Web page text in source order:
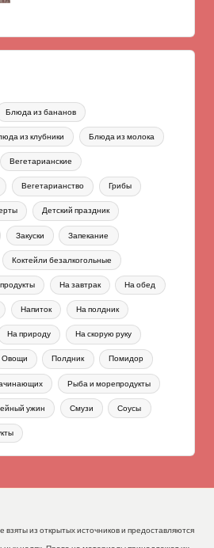
Блюда из бананов
из клубники Блюда из молока
Вегетарианские
Вегетарианство Грибы
Детский праздник
Закуски Запекание
Коктейли безалкогольные
На завтрак На обед
Напиток На полдник
На природу На скорую руку
Овощи Полдник Помидор
Рыба и морепродукты
ужин Смузи Соусы
из открытых источников и предоставляются